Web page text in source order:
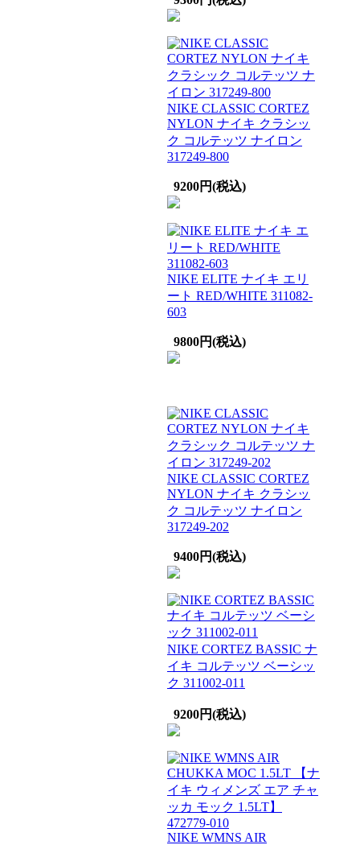
NIKE CLASSIC CORTEZ
NYLON ナイキ クラシッ
ク コルテッツ ナイロン
317249-800
9200円(税込)
NIKE ELITE ナイキ エリ
ート RED/WHITE 311082-
603
9800円(税込)
NIKE CLASSIC CORTEZ
NYLON ナイキ クラシッ
ク コルテッツ ナイロン
317249-202
9400円(税込)
NIKE CORTEZ BASSIC ナ
イキ コルテッツ ベーシッ
ク 311002-011
9200円(税込)
NIKE WMNS AIR